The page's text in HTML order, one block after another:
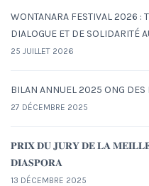
WONTANARA FESTIVAL 2026 :
DIALOGUE ET DE SOLIDARITÉ
25 JUILLET 2026
BILAN ANNUEL 2025 ONG DES
27 DÉCEMBRE 2025
𝐏𝐑𝐈𝐗 𝐃𝐔 𝐉𝐔𝐑𝐘 𝐃𝐄 𝐋𝐀
𝐃𝐈𝐀𝐒𝐏𝐎𝐑𝐀
13 DÉCEMBRE 2025